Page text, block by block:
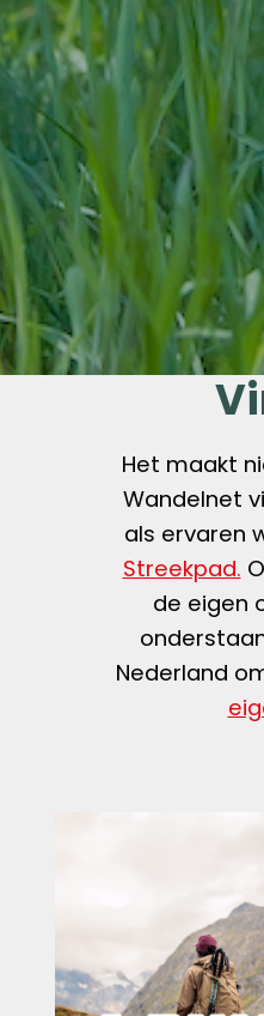
Het maakt
Wandelnet
als ervaren
Streekpad.
de eigen
Nederland